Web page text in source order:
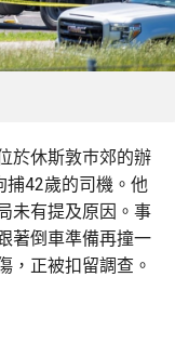
於休斯敦巿郊的辦
捕42歲的司機。他
未有提及原因。事
著倒車準備再撞一
，正被扣留調查。